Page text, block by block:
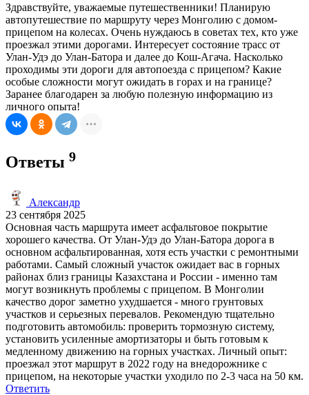
Здравствуйте, уважаемые путешественники! Планирую
автопутешествие по маршруту через Монголию с домом-
прицепом на колесах. Очень нуждаюсь в советах тех, кто уже
проезжал этими дорогами. Интересует состояние трасс от
Улан-Удэ до Улан-Батора и далее до Кош-Агача. Насколько
проходимы эти дороги для автопоезда с прицепом? Какие
особые сложности могут ожидать в горах и на границе?
Заранее благодарен за любую полезную информацию из
личного опыта!
Ответы 9
Александр
23 сентября 2025
Основная часть маршрута имеет асфальтовое покрытие
хорошего качества. От Улан-Удэ до Улан-Батора дорога в
основном асфальтированная, хотя есть участки с ремонтными
работами. Самый сложный участок ожидает вас в горных
районах близ границы Казахстана и России - именно там
могут возникнуть проблемы с прицепом. В Монголии
качество дорог заметно ухудшается - много грунтовых
участков и серьезных перевалов. Рекомендую тщательно
подготовить автомобиль: проверить тормозную систему,
установить усиленные амортизаторы и быть готовым к
медленному движению на горных участках. Личный опыт:
проезжал этот маршрут в 2022 году на внедорожнике с
прицепом, на некоторые участки уходило по 2-3 часа на 50 км.
Ответить